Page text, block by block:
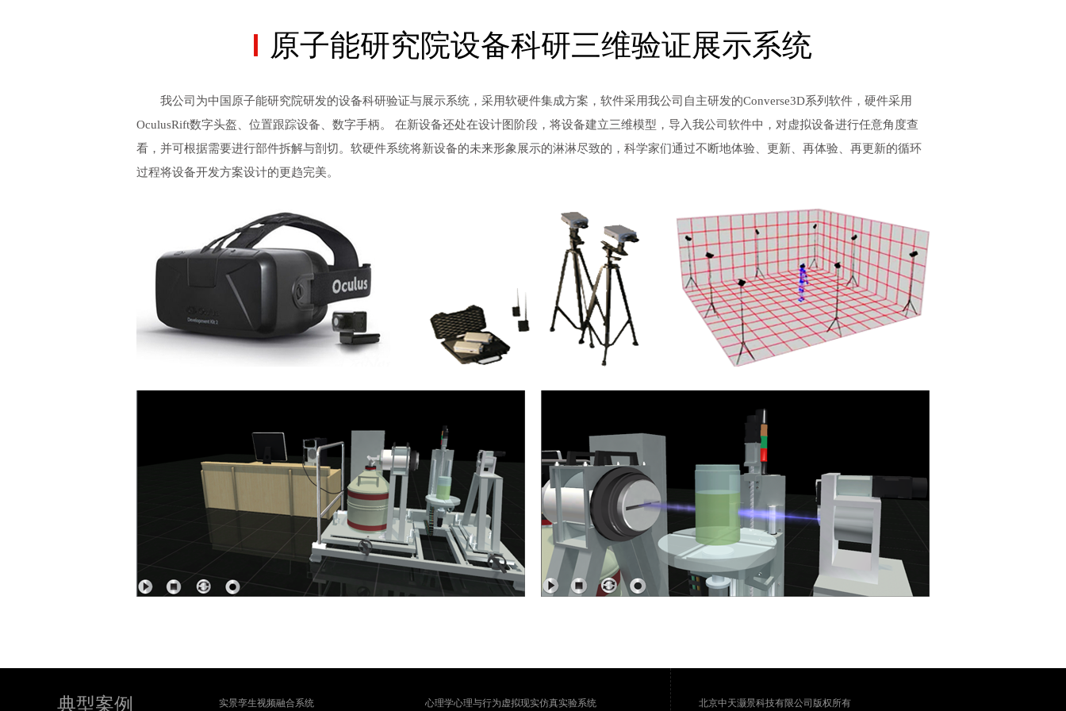
原子能研究院设备科研三维验证展示系统
我公司为中国原子能研究院研发的设备科研验证与展示系统，采用软硬件集成方案，软件采用我公司自主研发的Converse3D系列软件，硬件采用
OculusRift数字头盔、位置跟踪设备、数字手柄。 在新设备还处在设计图阶段，将设备建立三维模型，导入我公司软件中，对虚拟设备进行任意角度查
看，并可根据需要进行部件拆解与剖切。软硬件系统将新设备的未来形象展示的淋淋尽致的，科学家们通过不断地体验、更新、再体验、再更新的循环
过程将设备开发方案设计的更趋完美。
典型案例 实景孪生视频融合系统 心理学心理与行为虚拟现实仿真实验系统 北京中天灏景科技有限公司版权所有